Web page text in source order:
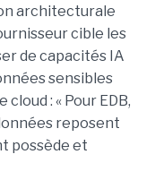
architecturale
cible les
de capacités IA
sensibles
: « Pour EDB,
reposent
possède et